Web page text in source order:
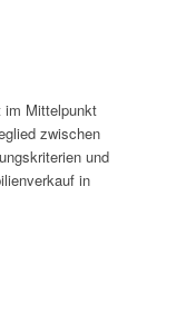
im Mittelpunkt
zwischen
und
in